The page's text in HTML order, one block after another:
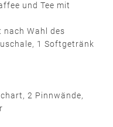
und Tee mit
nach Wahl des
1 Softgetränk
2 Pinnwände,